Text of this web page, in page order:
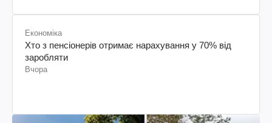
Економіка
Хто з пенсіонерів отримає нарахування у 70% від
заробляти
Вчора